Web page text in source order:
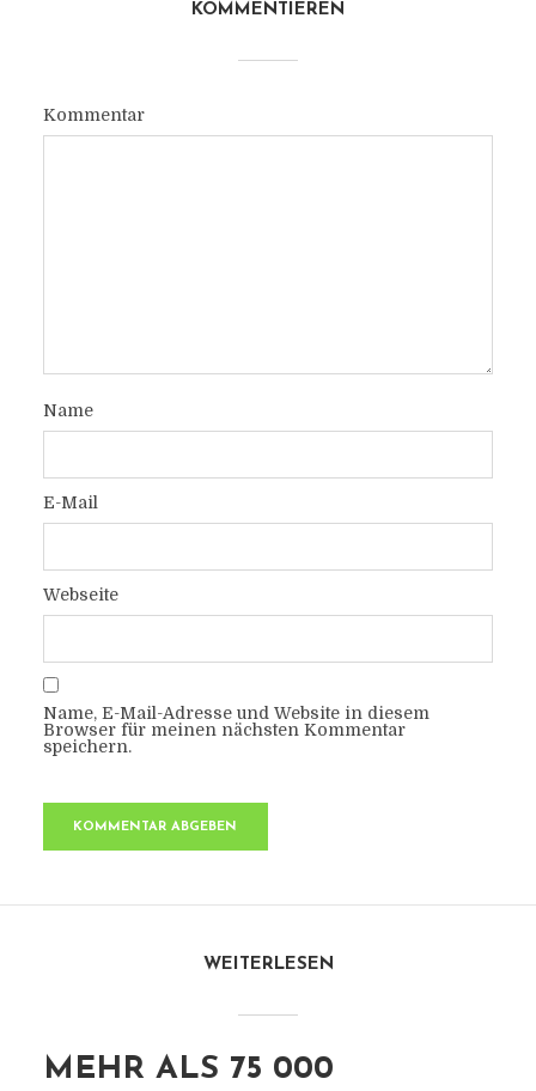
KOMMENTIEREN
Kommentar
Name
E-Mail
Webseite
Name, E-Mail-Adresse und Website in diesem
Browser für meinen nächsten Kommentar
speichern.
WEITERLESEN
MEHR ALS 75 000